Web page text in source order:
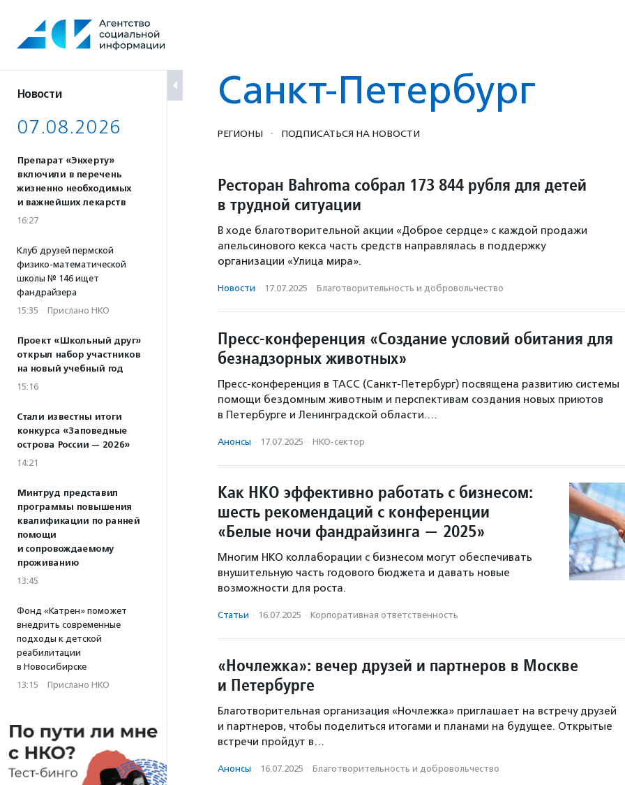
содержанию
Новости
07.08.2026
Препарат «Энхерту»
включили в перечень
жизненно необходимых
и важнейших лекарств
16:27
Клуб друзей пермской
физико-математической
школы № 146 ищет
фандрайзера
15:35 · Прислано НКО
Проект «Школьный друг»
открыл набор участников
на новый учебный год
15:16
Стали известны итоги
конкурса «Заповедные
острова России — 2026»
14:21
Минтруд представил
программы повышения
квалификации по ранней
помощи
и сопровождаемому
проживанию
13:45
Фонд «Катрен» поможет
внедрить современные
подходы к детской
реабилитации
в Новосибирске
13:15 · Прислано НКО
Санкт-Петербург
РЕГИОНЫ · ПОДПИСАТЬСЯ НА НОВОСТИ
Ресторан Bahroma собрал 173 844 рубля для детей
в трудной ситуации
В ходе благотворительной акции «Доброе сердце» с каждой продажи
апельсинового кекса часть средств направлялась в поддержку
организации «Улица мира».
Новости · 17.07.2025 · Благотвори­тель­ность и доброволь­чест­во
Пресс-конференция «Создание условий обитания для
безнадзорных животных»
Пресс-конференция в ТАСС (Санкт-Петербург) посвящена развитию системы
помощи бездомным животным и перспективам создания новых приютов
в Петербурге и Ленинградской области.…
Анонсы · 17.07.2025 · НКО-сектор
Как НКО эффективно работать с бизнесом:
шесть рекомендаций с конференции
«Белые ночи фандрайзинга — 2025»
Многим НКО коллаборации с бизнесом могут обеспечивать
внушительную часть годового бюджета и давать новые
возможности для роста.
Статьи · 16.07.2025 · Корпоративная ответственность
«Ночлежка»: вечер друзей и партнеров в Москве
и Петербурге
Благотворительная организация «Ночлежка» приглашает на встречу друзей
и партнеров, чтобы поделиться итогами и планами на будущее. Открытые
встречи пройдут в…
Анонсы · 16.07.2025 · Благотвори­тель­ность и доброволь­чест­во